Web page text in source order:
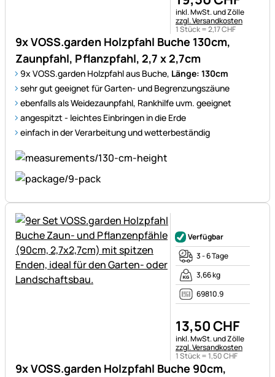
9x VOSS.garden Holzpfahl Buche 130cm,
Zaunpfahl, Pflanzpfahl, 2,7 x 2,7cm
9x VOSS.garden Holzpfahl aus Buche, Länge: 130cm
sehr gut geeignet für Garten- und Begrenzungszäune
ebenfalls als Weidezaunpfahl, Rankhilfe uvm. geeignet
angespitzt - leichtes Einbringen in die Erde
einfach in der Verarbeitung und wetterbeständig
Steuerhinweis:
inkl. MwSt. und Zölle
zzgl. Versandkosten
1 Stück =2,17CHF
9x VOSS.garden Holzpfahl Buche 90cm,
Verfügbar
3 - 6 Tage
3,66 kg
69810.9
13,50CHF
Steuerhinweis:
inkl. MwSt. und Zölle
zzgl. Versandkosten
1 Stück =1,50CHF